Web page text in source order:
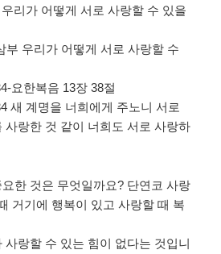
우리가 어떻게 서로 사랑할 수 있을
부 우리가 어떻게 서로 사랑할 수
요한복음 13장38절
새 계명을 너희에게 주노니 서로
사랑한 것 같이 너희도 서로 사랑하
한 것은 무엇일까요? 단연코 사랑
거기에 행복이 있고 사랑할 때 복
사랑할 수 있는 힘이 없다는 것입니